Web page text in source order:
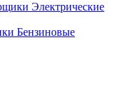
Электрические
Бензиновые